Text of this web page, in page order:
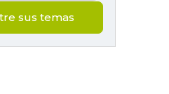
sus temas